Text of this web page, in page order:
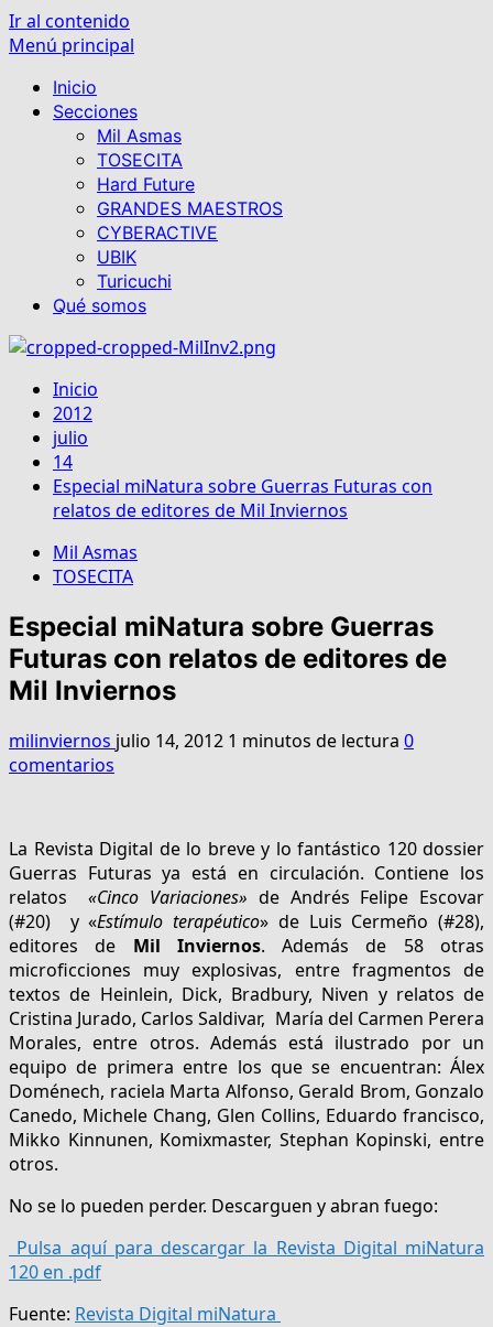
Ir al contenido
Menú principal
Inicio
Secciones
Mil Asmas
TOSECITA
Hard Future
GRANDES MAESTROS
CYBERACTIVE
UBIK
Turicuchi
Qué somos
Inicio
2012
julio
14
Especial miNatura sobre Guerras Futuras con
relatos de editores de Mil Inviernos
Mil Asmas
TOSECITA
Especial miNatura sobre Guerras
Futuras con relatos de editores de
Mil Inviernos
milinviernos julio 14, 2012 1 minutos de lectura 0
comentarios
La Revista Digital de lo breve y lo fantástico 120 dossier
Guerras Futuras ya está en circulación. Contiene los
relatos«Cinco Variaciones» de Andrés Felipe Escovar
(#20) y «Estímulo terapéutico» de Luis Cermeño (#28),
editores de Mil Inviernos. Además de 58 otras
microficciones muy explosivas, entre fragmentos de
textos de Heinlein, Dick, Bradbury, Niven y relatos de
Cristina Jurado, Carlos Saldivar, María del Carmen Perera
Morales, entre otros. Además está ilustrado por un
equipo de primera entre los que se encuentran: Álex
Doménech, raciela Marta Alfonso, Gerald Brom, Gonzalo
Canedo, Michele Chang, Glen Collins, Eduardo francisco,
Mikko Kinnunen, Komixmaster, Stephan Kopinski, entre
otros.
No se lo pueden perder. Descarguen y abran fuego:
Pulsa aquí para descargar la Revista Digital miNatura
120 en .pdf
Fuente: Revista Digital miNatura